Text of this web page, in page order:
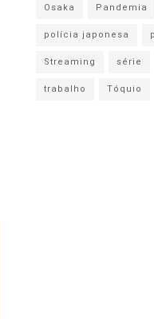
Osaka
Pandemia
polícia japonesa
Streaming
série
trabalho
Tóquio